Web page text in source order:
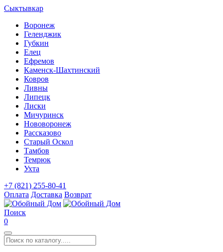
Сыктывкар
Воронеж
Геленджик
Губкин
Елец
Ефремов
Каменск-Шахтинский
Ковров
Ливны
Липецк
Лиски
Мичуринск
Нововоронеж
Рассказово
Старый Оскол
Тамбов
Темрюк
Ухта
+7 (821) 255-80-41
Оплата Доставка Возврат
Поиск
0